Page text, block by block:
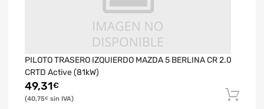
PILOTO TRASERO IZQUIERDO MAZDA 5 BERLINA CR 2.0
CRTD Active (81kW)
49,31€
40,75€